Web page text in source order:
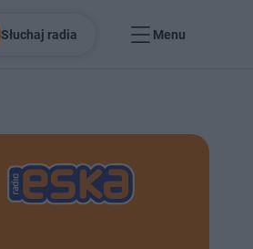
Słuchaj radia Menu